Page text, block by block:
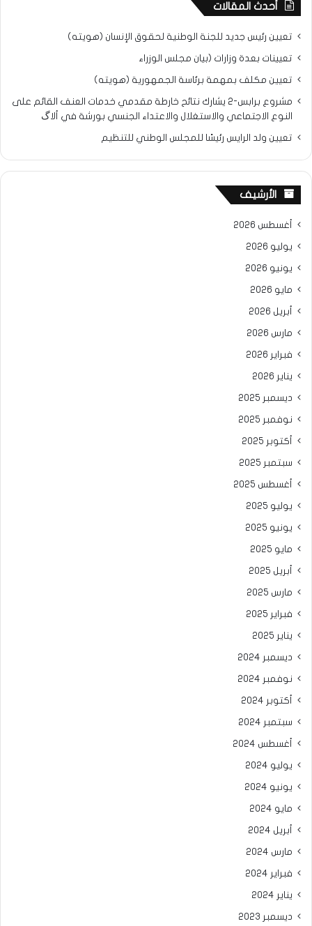
أحدث المقالات
تعيين رئيس جديد للجنة الوطنية لحقوق الإنسان (هويته)
تعيينات بعدة وزارات (بيان مجلس الوزراء
تعيين مكلف بمهمة برئاسة الجمهورية (هويته)
مشروع برابس-2 يشارك نتائح خارطة مقدمي خدمات العنف القائم على
النوع الاجتماعي والاستغلال والاعتداء الجنسي بورشة في ألاگ
تعيين ولد الرايس رئيسًا للمجلس الوطني للتنظيم
الأرشيف
أغسطس 2026
يوليو 2026
يونيو 2026
مايو 2026
أبريل 2026
مارس 2026
فبراير 2026
يناير 2026
ديسمبر 2025
نوفمبر 2025
أكتوبر 2025
سبتمبر 2025
أغسطس 2025
يوليو 2025
يونيو 2025
مايو 2025
أبريل 2025
مارس 2025
فبراير 2025
يناير 2025
ديسمبر 2024
نوفمبر 2024
أكتوبر 2024
سبتمبر 2024
أغسطس 2024
يوليو 2024
يونيو 2024
مايو 2024
أبريل 2024
مارس 2024
فبراير 2024
يناير 2024
ديسمبر 2023